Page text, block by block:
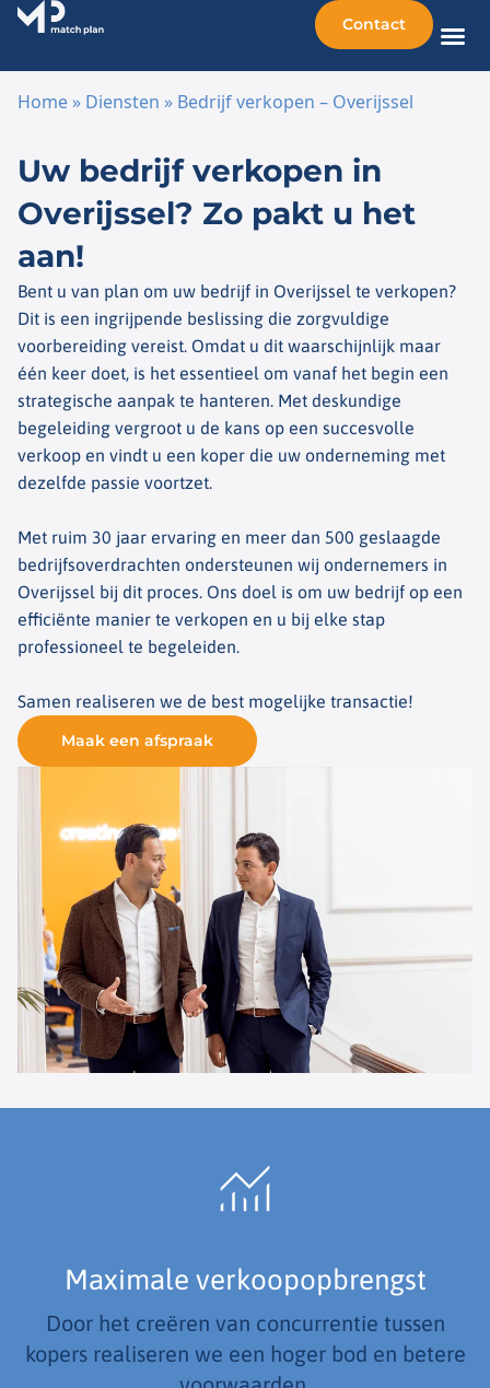
Contact
Home » Diensten » Bedrijf verkopen – Overijssel
Uw bedrijf verkopen in
Overijssel? Zo pakt u het
aan!
Bent u van plan om uw bedrijf in Overijssel te verkopen?
Dit is een ingrijpende beslissing die zorgvuldige
voorbereiding vereist. Omdat u dit waarschijnlijk maar
één keer doet, is het essentieel om vanaf het begin een
strategische aanpak te hanteren. Met deskundige
begeleiding vergroot u de kans op een succesvolle
verkoop en vindt u een koper die uw onderneming met
dezelfde passie voortzet.
Met ruim 30 jaar ervaring en meer dan 500 geslaagde
bedrijfsoverdrachten ondersteunen wij ondernemers in
Overijssel bij dit proces. Ons doel is om uw bedrijf op een
efficiënte manier te verkopen en u bij elke stap
professioneel te begeleiden.
Samen realiseren we de best mogelijke transactie!
Maak een afspraak
Maximale verkoopopbrengst
Door het creëren van concurrentie tussen
kopers realiseren we een hoger bod en betere